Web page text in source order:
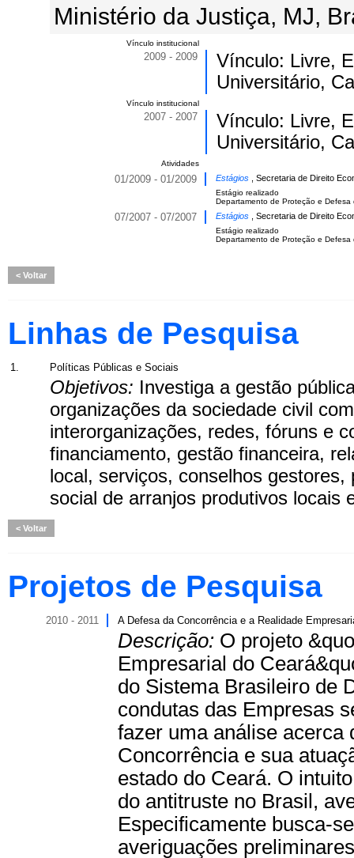
Ministério da Justiça, MJ,
Vínculo institucional
2009 - 2009
Vínculo: Livre,
Universitário,
Vínculo institucional
2007 - 2007
Vínculo: Livre,
Universitário,
Atividades
01/2009 - 01/2009 Estágios , Secretaria de Direito
Estágio realizado
Departamento de Proteção e Defesa
07/2007 - 07/2007 Estágios , Secretaria de Direito
Estágio realizado
Departamento de Proteção e Defesa
Voltar
Linhas de Pesquisa
1. Políticas Públicas e Sociais
Objetivos: Investiga a gestão
organizações da sociedade civil
interorganizações, redes, fóruns e
financiamento, gestão financeira,
local, serviços, conselhos
social de arranjos produtivos locais
Voltar
Projetos de Pesquisa
2010 - 2011 A Defesa da Concorrência e a Realidade
Descrição: O projeto
Empresarial do
do Sistema Brasileiro de
condutas das Empresas
fazer uma análise acerca
Concorrência e sua
estado do Ceará. O
do antitruste no Brasil,
Especificamente busca-
averiguações